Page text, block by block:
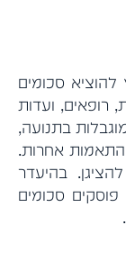
סכומים
רופאים, ועדות
בתנועה,
התאמות אחרות.
בהיעדר
סכומים